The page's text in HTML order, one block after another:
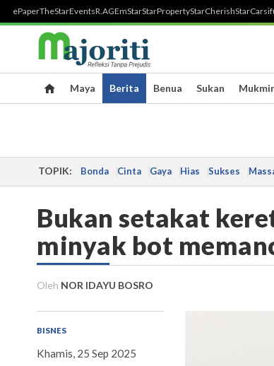
ePaperTheStarEventsR.AGEmStarStarPropertyStarCherish
Maya Berita Benua Sukan
TOPIK: Bonda Cinta Gaya Hias Sukses
Bukan setakat
minyak bot
Oleh NOR IDAYU BOSRO
BISNES
Khamis, 25 Sep 2025